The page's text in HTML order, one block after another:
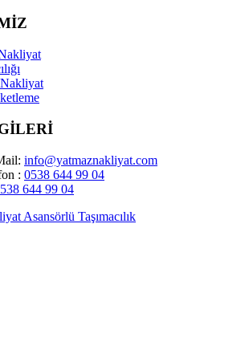
Nakliyat
info@yatmaznakliyat.com
: 0538 644 99 04
644 99 04
Asansörlü Taşımacılık